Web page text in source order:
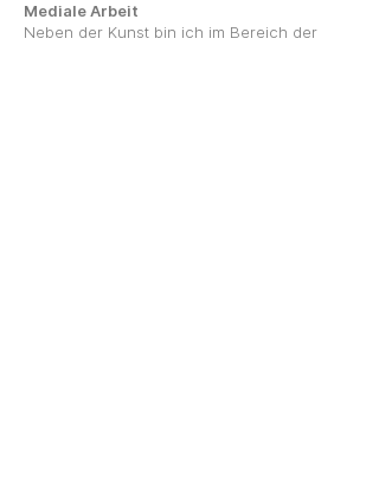
Mediale Arbeit
Neben der Kunst bin ich im Bereich der